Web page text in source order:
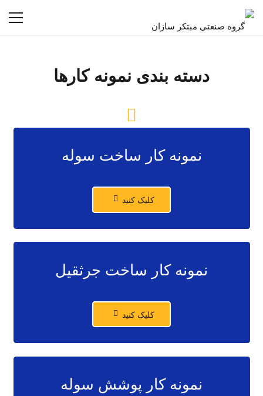
دسته بندی نمونه کارها
نمونه کار ساخت سوله
کلیک کنید
نمونه کار ساخت جرثقیل
کلیک کنید
نمونه کار پوشش سوله